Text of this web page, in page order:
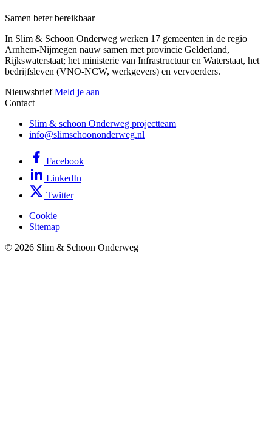
Samen beter bereikbaar
In Slim & Schoon Onderweg werken 17 gemeenten in de regio
Arnhem-Nijmegen nauw samen met provincie Gelderland,
Rijkswaterstaat; het ministerie van Infrastructuur en Waterstaat, het
bedrijfsleven (VNO-NCW, werkgevers) en vervoerders.
Nieuwsbrief Meld je aan
Contact
Slim & schoon Onderweg projectteam
info@slimschoononderweg.nl
Facebook
LinkedIn
Twitter
Cookie
Sitemap
© 2026 Slim & Schoon Onderweg